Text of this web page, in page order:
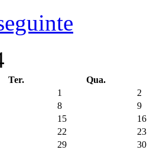
Ter.
Qua.
1
2
8
9
15
16
22
23
29 30